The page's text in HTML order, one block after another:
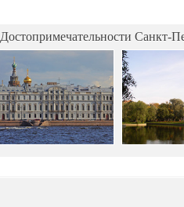
Достопримечательности Санкт-